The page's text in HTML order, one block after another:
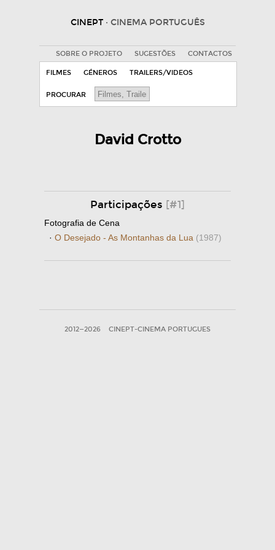
CINEPT · CINEMA PORTUGUÊS
SOBRE O PROJETO SUGESTÕES CONTACTOS
FILMES GÉNEROS TRAILERS/VIDEOS
PROCURAR
David Crotto
Participações [#1]
Fotografia de Cena
· O Desejado - As Montanhas da Lua (1987)
2012—2026 CINEPT-CINEMA PORTUGUES